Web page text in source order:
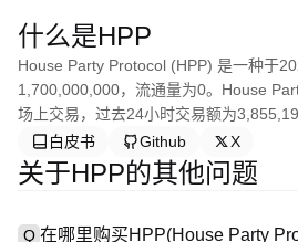
什么是HPP
House Party Protocol (HPP) 是一种于
1,700,000,000，流通量为0。House
场上交易，过去24小时交易额为
白皮书
Github X
关于HPP的其他问题
Q 在哪里购买HPP(House Party